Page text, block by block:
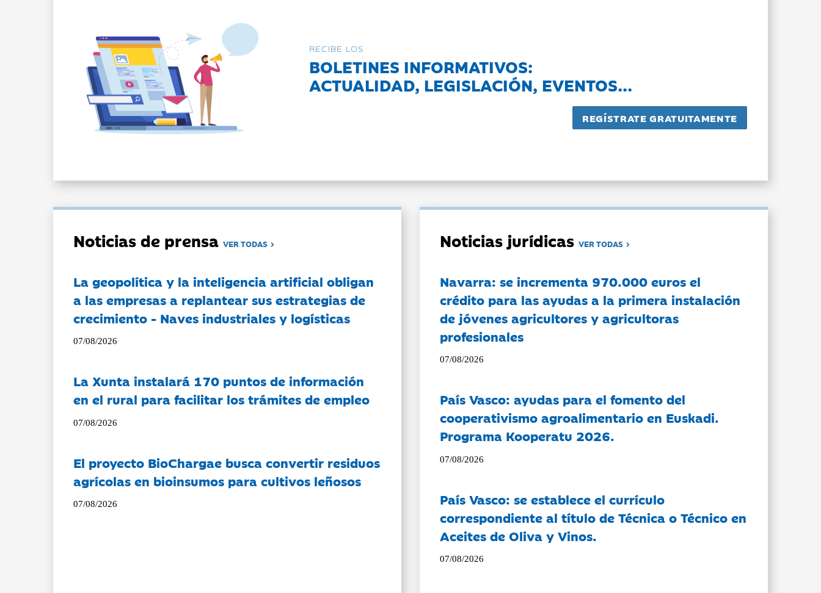
RECIBE LOS
BOLETINES INFORMATIVOS:
ACTUALIDAD, LEGISLACIÓN, EVENTOS...
Noticias de prensaVER TODAS
La geopolítica y la inteligencia artificial obligan
a las empresas a replantear sus estrategias de
crecimiento - Naves industriales y logísticas
07/08/2026
La Xunta instalará 170 puntos de información
en el rural para facilitar los trámites de empleo
07/08/2026
El proyecto BioChargae busca convertir residuos
agrícolas en bioinsumos para cultivos leñosos
07/08/2026
Noticias jurídicasVER TODAS
Navarra: se incrementa 970.000 euros el
crédito para las ayudas a la primera instalación
de jóvenes agricultores y agricultoras
profesionales
07/08/2026
País Vasco: ayudas para el fomento del
cooperativismo agroalimentario en Euskadi.
Programa Kooperatu 2026.
07/08/2026
País Vasco: se establece el currículo
correspondiente al título de Técnica o Técnico en
Aceites de Oliva y Vinos.
07/08/2026